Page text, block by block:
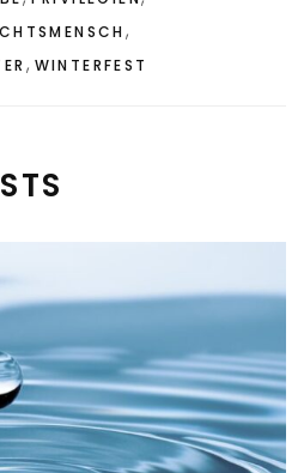
,
, WINTERFEST